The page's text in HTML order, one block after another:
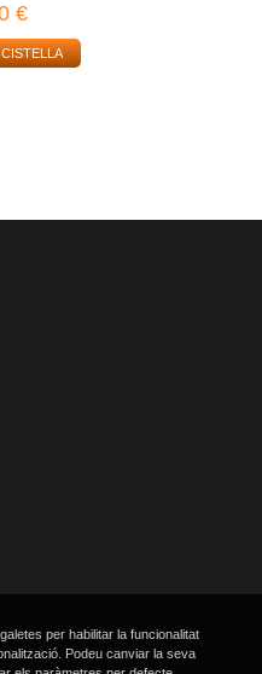
€
per habilitar la funcionalitat
Podeu canviar la seva